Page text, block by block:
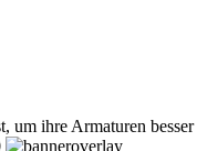
ihre Armaturen